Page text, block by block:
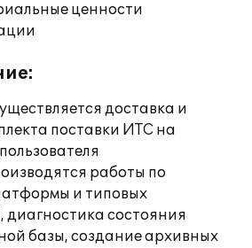
ценности
доставка и
поставки ИТС на
работы по
и типовых
состояния
базы, создание архивных